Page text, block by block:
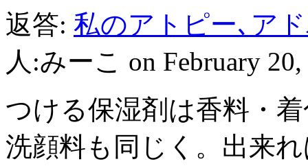
返答: 私のアトピー､ア
人:みーこ on February
つける保湿剤は香料・
洗顔料も同じく。出来